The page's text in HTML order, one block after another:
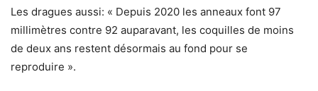
Les dragues aussi: « Depuis 2020 les anneaux font 97
millimètres contre 92 auparavant, les coquilles de moins
de deux ans restent désormais au fond pour se
reproduire ».